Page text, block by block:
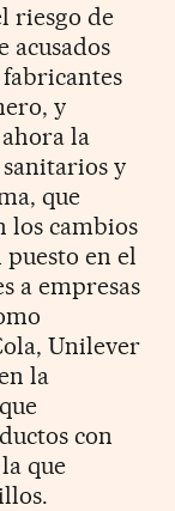
riesgo de
acusados
fabricantes
y
la
sanitarios y
que
los cambios
en el
a empresas
Unilever
la
con
que